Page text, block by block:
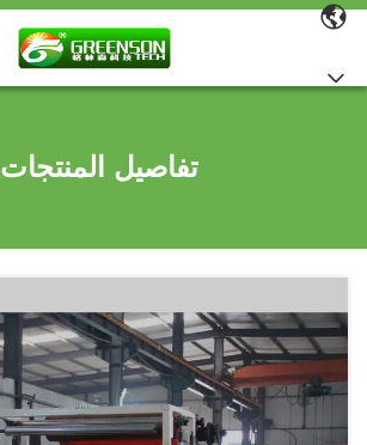
تفاصيل المنتجات